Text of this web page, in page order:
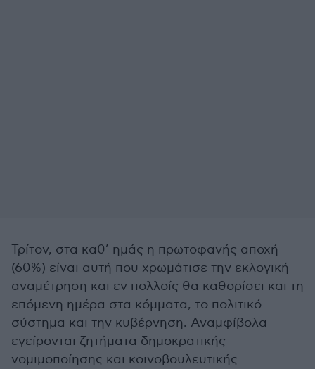
Τρίτον, στα καθ’ ημάς η πρωτοφανής αποχή
(60%) είναι αυτή που χρωμάτισε την εκλογική
αναμέτρηση και εν πολλοίς θα καθορίσει και τη
επόμενη ημέρα στα κόμματα, το πολιτικό
σύστημα και την κυβέρνηση. Αναμφίβολα
εγείρονται ζητήματα δημοκρατικής
νομιμοποίησης και κοινοβουλευτικής